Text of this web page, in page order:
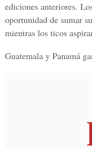
ediciones anteriores.
oportunidad de sumar
mientras los ticos
Guatemala y Panamá